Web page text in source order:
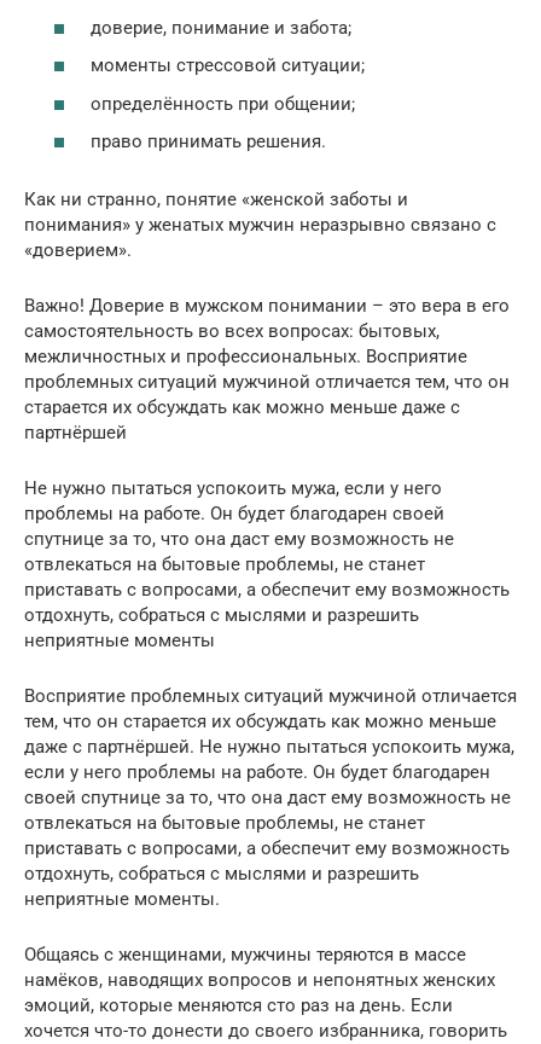
доверие, понимание и забота;
моменты стрессовой ситуации;
определённость при общении;
право принимать решения.
Как ни странно, понятие «женской заботы и
понимания» у женатых мужчин неразрывно связано с
«доверием».
Важно! Доверие в мужском понимании – это вера в его
самостоятельность во всех вопросах: бытовых,
межличностных и профессиональных. Восприятие
проблемных ситуаций мужчиной отличается тем, что он
старается их обсуждать как можно меньше даже с
партнёршей
Не нужно пытаться успокоить мужа, если у него
проблемы на работе. Он будет благодарен своей
спутнице за то, что она даст ему возможность не
отвлекаться на бытовые проблемы, не станет
приставать с вопросами, а обеспечит ему возможность
отдохнуть, собраться с мыслями и разрешить
неприятные моменты
Восприятие проблемных ситуаций мужчиной отличается
тем, что он старается их обсуждать как можно меньше
даже с партнёршей. Не нужно пытаться успокоить мужа,
если у него проблемы на работе. Он будет благодарен
своей спутнице за то, что она даст ему возможность не
отвлекаться на бытовые проблемы, не станет
приставать с вопросами, а обеспечит ему возможность
отдохнуть, собраться с мыслями и разрешить
неприятные моменты.
Общаясь с женщинами, мужчины теряются в массе
намёков, наводящих вопросов и непонятных женских
эмоций, которые меняются сто раз на день. Если
хочется что-то донести до своего избранника, говорить